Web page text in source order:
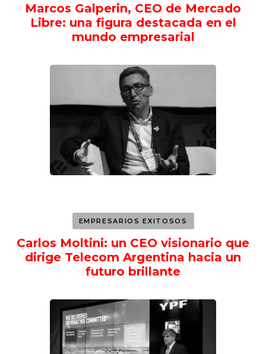
Marcos Galperin, CEO de Mercado
Libre: una figura destacada en el
mundo empresarial
EMPRESARIOS EXITOSOS
Carlos Moltini: un CEO visionario que
dirige Telecom Argentina hacia un
futuro brillante